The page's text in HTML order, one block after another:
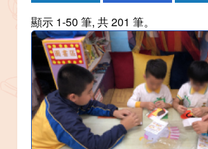
顯示 1-50 筆, 共 201 筆。